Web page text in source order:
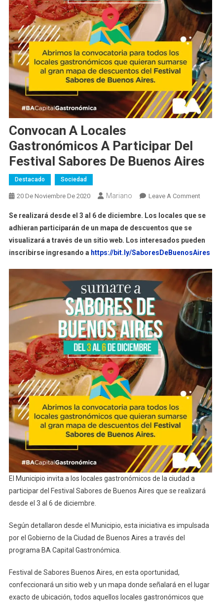
Convocan A Locales
Gastronómicos A Participar Del
Festival Sabores De Buenos Aires
Destacado Sociedad
20 De Noviembre De 2020 Mariano Leave A CommentOn
A
A
Del
Festival
De
Buenos
Aires
Se realizará desde el 3 al 6 de diciembre. Los locales que se
adhieran participarán de un mapa de descuentos que se
visualizará a través de un sitio web. Los interesados pueden
inscribirse ingresando a https://bit.ly/SaboresDeBuenosAires
El Municipio invita a los locales gastronómicos de la ciudad a
participar del Festival Sabores de Buenos Aires que se realizará
desde el 3 al 6 de diciembre.
Según detallaron desde el Municipio, esta iniciativa es impulsada
por el Gobierno de la Ciudad de Buenos Aires a través del
programa BA Capital Gastronómica.
Festival de Sabores Buenos Aires, en esta oportunidad,
confeccionará un sitio web y un mapa donde señalará en el lugar
exacto de ubicación, todos aquellos locales gastronómicos que